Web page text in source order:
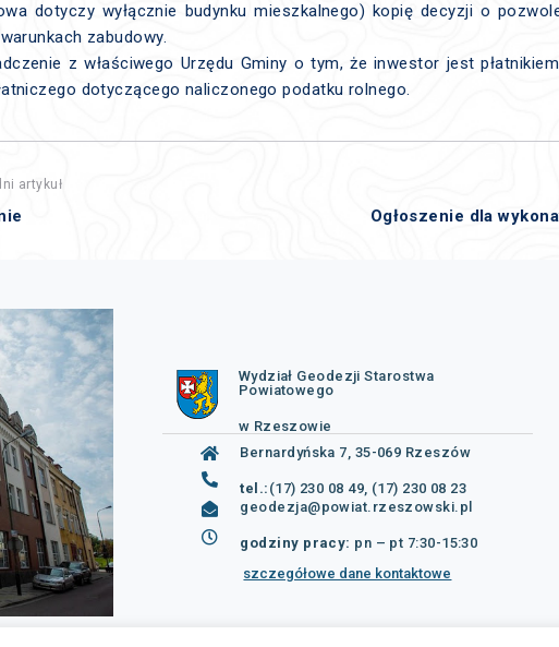
dotyczy wyłącznie budynku mieszkalnego) kopię decyzji o
zabudowy.
z właściwego Urzędu Gminy o tym, że inwestor jest
dotyczącego naliczonego podatku rolnego.
artykuł
Ogłoszenie dla
Wydział Geodezji Starostwa
Powiatowego
w Rzeszowie
Bernardyńska 7, 35-069 Rzeszów
tel.: (17) 230 08 49, (17) 230 08 23
geodezja@powiat.rzeszowski.pl
godziny pracy: pn – pt 7:30-15:30
szczegółowe dane kontaktowe